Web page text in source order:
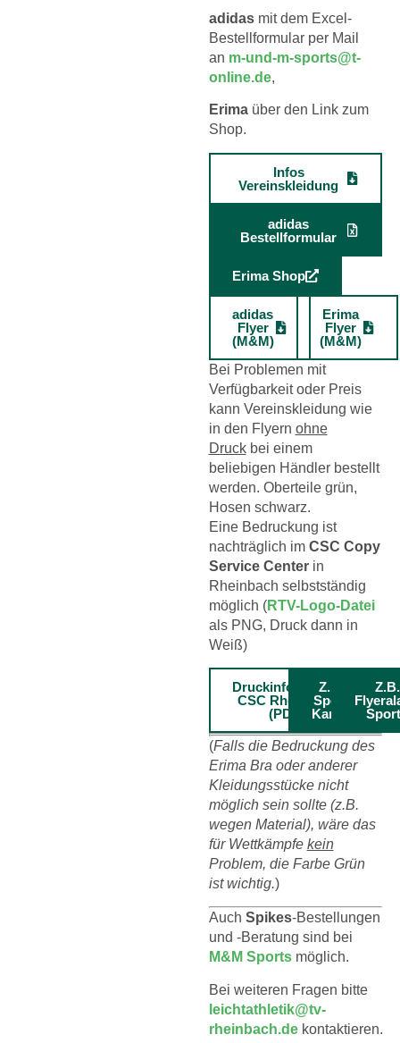
adidasmit dem Excel-
Bestellformular per Mail
an m-und-m-sports@t-
online.de,
Erimaüber den Link zum
Shop.
Infos
Vereinskleidung
adidas
Bestellformular
Erima Shop
adidas
Flyer
(M&M)
Erima
Flyer
(M&M)
Bei Problemen mit
Verfügbarkeit oder Preis
kann Vereinskleidung wie
in den Flyern ohne
Druckbei einem
beliebigen Händler bestellt
werden. Oberteile grün,
Hosen schwarz.
Eine Bedruckung ist
nachträglich im CSC Copy
Service Centerin
Rheinbach selbstständig
möglich (RTV-Logo-Datei
als PNG, Druck dann in
Weiß)
Druckinformation
CSC Rheinbach
(PDF)
Z.B.
Sport
Kanze
Z.B.
(Falls die Bedruckung des
Erima Bra oder anderer
Kleidungsstücke nicht
möglich sein sollte (z.B.
wegen Material), wäre das
für Wettkämpfe kein
Problem, die Farbe Grün
ist wichtig.)
Auch Spikes-Bestellungen
und -Beratung sind bei
M&M Sportsmöglich.
Bei weiteren Fragen bitte
leichtathletik@tv-
rheinbach.dekontaktieren.